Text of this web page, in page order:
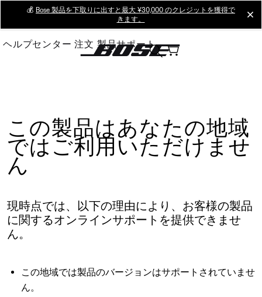
Main
💰 Bose 製品を下取りに出すと最大 ¥30,000 のクレジットを獲得で
きます。
ヘルプセンター 注文 製品サポート
この製品はあなたの地域
ではご利用いただけませ
ん
現時点では、以下の理由により、お客様の製品
に関するオンラインサポートを提供できませ
ん。
この地域では製品のバージョンはサポートされていませ
ん。